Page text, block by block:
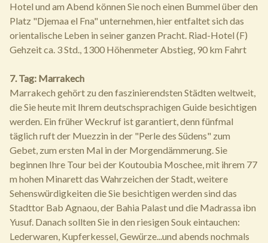
Hotel und am Abend können Sie noch einen Bummel über den
Platz "Djemaa el Fna" unternehmen, hier entfaltet sich das
orientalische Leben in seiner ganzen Pracht. Riad-Hotel (F)
Gehzeit ca. 3 Std., 1300 Höhenmeter Abstieg, 90 km Fahrt
7. Tag: Marrakech
Marrakech gehört zu den faszinierendsten Städten weltweit,
die Sie heute mit Ihrem deutschsprachigen Guide besichtigen
werden. Ein früher Weckruf ist garantiert, denn fünfmal
täglich ruft der Muezzin in der "Perle des Südens" zum
Gebet, zum ersten Mal in der Morgendämmerung. Sie
beginnen Ihre Tour bei der Koutoubia Moschee, mit ihrem 77
m hohen Minarett das Wahrzeichen der Stadt, weitere
Sehenswürdigkeiten die Sie besichtigen werden sind das
Stadttor Bab Agnaou, der Bahia Palast und die Madrassa ibn
Yusuf. Danach sollten Sie in den riesigen Souk eintauchen:
Lederwaren, Kupferkessel, Gewürze...und abends nochmals